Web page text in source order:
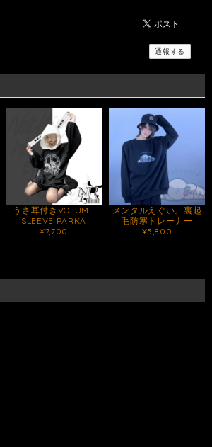
通報する
うさ耳付きVOLUME
SLEEVE PARKA
¥7,700
メンタルえぐい。裏起
毛防寒トレーナー
¥5,800